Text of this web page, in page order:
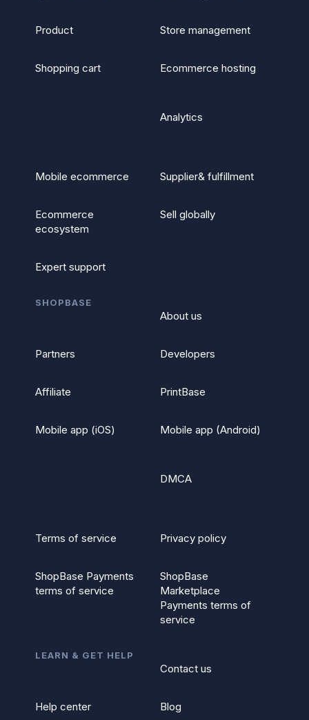
Product Store management
Shopping cart Ecommerce hosting
Analytics
Mobile ecommerce Supplier& fulfillment
Ecommerce
ecosystem
Sell globally
Expert support
SHOPBASE
About us
Partners Developers
Affiliate PrintBase
Mobile app (iOS) Mobile app (Android)
DMCA
Terms of service Privacy policy
ShopBase Payments
terms of service
ShopBase
Marketplace
Payments terms of
service
LEARN & GET HELP
Contact us
Help center Blog